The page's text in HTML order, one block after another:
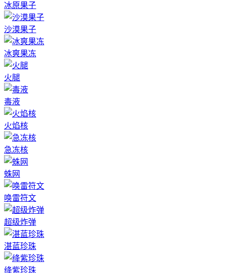
冰原果子
沙漠果子
冰爽果冻
火腿
毒液
火焰核
急冻核
蛛网
唤雷符文
超级炸弹
湛蓝珍珠
绛紫珍珠